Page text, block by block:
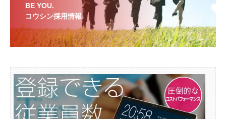
BE YOU.
コウシン採用情報